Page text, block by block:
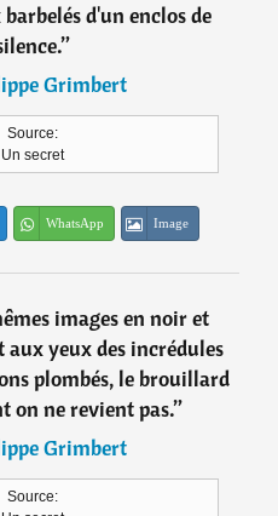
d'un enclos de
”
Grimbert
Source:
Un secret
WhatsApp Image
images en noir et
yeux des incrédules
plombés, le brouillard
on ne revient pas.”
Grimbert
Source: